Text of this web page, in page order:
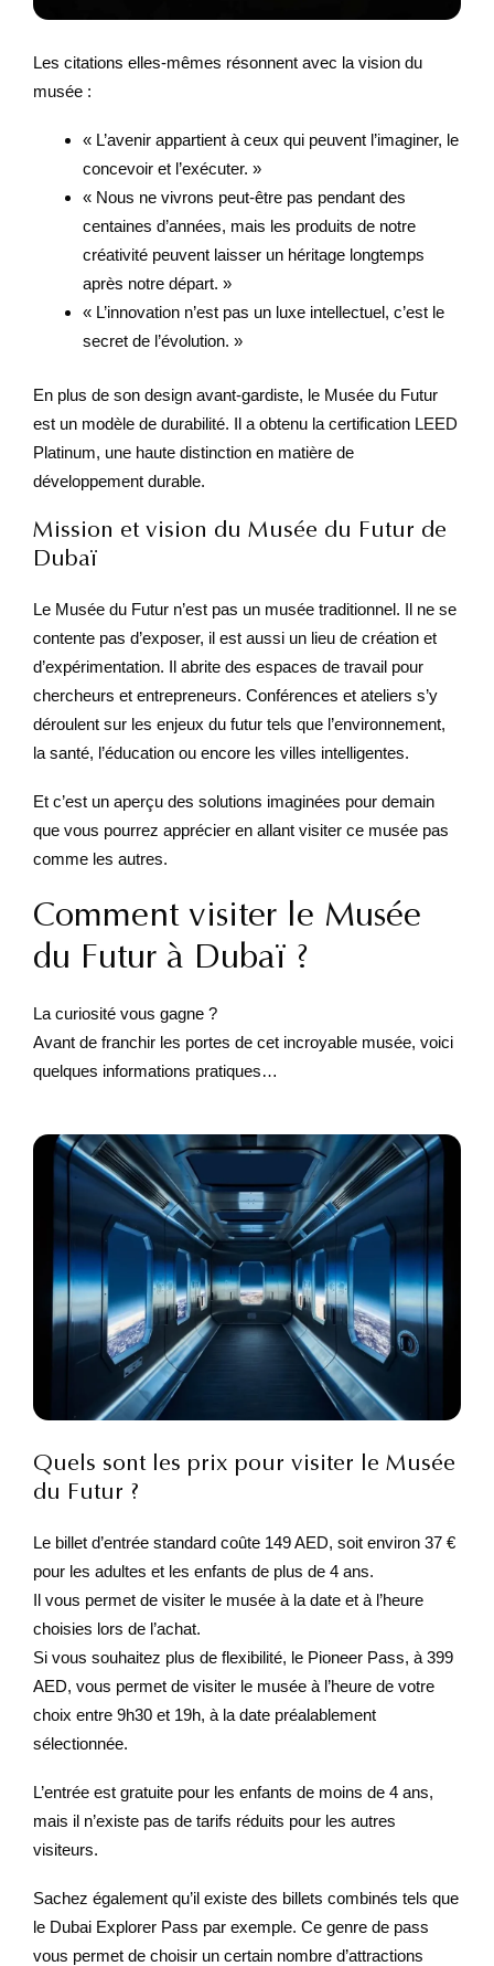
Les citations elles-mêmes résonnent avec la vision du
musée :
« L’avenir appartient à ceux qui peuvent l’imaginer, le
concevoir et l’exécuter. »
« Nous ne vivrons peut-être pas pendant des
centaines d’années, mais les produits de notre
créativité peuvent laisser un héritage longtemps
après notre départ. »
« L’innovation n’est pas un luxe intellectuel, c’est le
secret de l’évolution. »
En plus de son design avant-gardiste, le Musée du Futur
est un modèle de durabilité. Il a obtenu la certification LEED
Platinum, une haute distinction en matière de
développement durable.
Mission et vision du Musée du Futur de
Dubaï
Le Musée du Futur n’est pas un musée traditionnel. Il ne se
contente pas d’exposer, il est aussi un lieu de création et
d’expérimentation. Il abrite des espaces de travail pour
chercheurs et entrepreneurs. Conférences et ateliers s’y
déroulent sur les enjeux du futur tels que l’environnement,
la santé, l’éducation ou encore les villes intelligentes.
Et c’est un aperçu des solutions imaginées pour demain
que vous pourrez apprécier en allant visiter ce musée pas
comme les autres.
Comment visiter le Musée
du Futur à Dubaï ?
La curiosité vous gagne ?
Avant de franchir les portes de cet incroyable musée, voici
quelques informations pratiques…
Quels sont les prix pour visiter le Musée
du Futur ?
Le billet d’entrée standard coûte 149 AED, soit environ 37 €
pour les adultes et les enfants de plus de 4 ans.
Il vous permet de visiter le musée à la date et à l’heure
choisies lors de l’achat.
Si vous souhaitez plus de flexibilité, le Pioneer Pass, à 399
AED, vous permet de visiter le musée à l’heure de votre
choix entre 9h30 et 19h, à la date préalablement
sélectionnée.
L’entrée est gratuite pour les enfants de moins de 4 ans,
mais il n’existe pas de tarifs réduits pour les autres
visiteurs.
Sachez également qu’il existe des billets combinés tels que
le Dubai Explorer Pass par exemple. Ce genre de pass
vous permet de choisir un certain nombre d’attractions